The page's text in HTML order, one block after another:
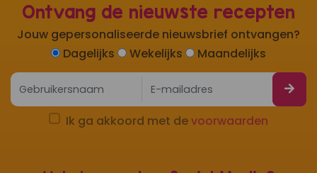
Ontvang de nieuwste recepten
Jouw gepersonaliseerde nieuwsbrief ontvangen?
Dagelijks
Wekelijks Maandelijks
Ik ga akkoord met devoorwaarden